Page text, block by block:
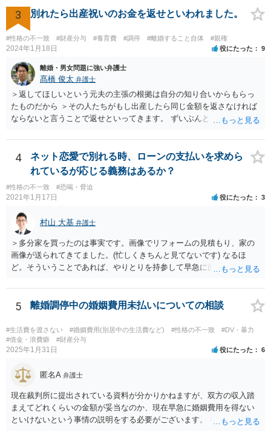
で隠しようがないでしょうし、今わかっていない財産がないのであれ
ば別居後に新たな財産ができてもお互いに分与を主張できないことに
はなりますので杞憂ということになろうかと思います。 婚姻費用を渡
さないというおそれを奥様が抱くのはやむない面もあるとは思います
が、ここは信じていただくしかないですし、婚姻費用の金額の合意が
できるかどうかの方が重要だと思います（合意できなれば納得した金
額をもらえないという意味では、奥様の不満は残るからです）。 特別
経費という問題はあるのですが、一般には、収入から婚姻費用は定め
られ、全ての生活費が入っていると見ます。奥様の利益のために支払
っている費用については、婚姻費用から引くことも相当だと思いま
3 別れたら出産祝いのお金を返せといわれました。
#性格の不一致 #財産分与 #養育費 #調停 #離婚すること自体 #親権
2024年1月18日 役にたった 9
離婚・男女問題に強い弁護士
髙橋 俊太 弁護士
＞返してほしいという元夫の主張の根拠は自分の知り合いからもらっ
たものだから ＞その人たちがもし出産したら同じ金額を返さなければ
ならないと言うことで返せといってきます。 ずいぶんとトリッキーな
さなければならない】ということですが、元夫がご友人に出産祝いを
贈る場合、その意味合いは贈与・お祝いであって返礼（≒内祝い）で
はないはずです。（というより、返礼義務履行のような意味合いだと
したら、出産祝いを受け取る側も気持ちの問題として嫌なのではない
でしょうか。） いずれにしましても、貴方に返還義務はないので応じ
る必要はありません。あまりにしつこいようであれば、弁護士から内
容証明などで通知すれば止まるのではないかと思います。
4
ネット恋愛で別れる時、ローンの支払いを求めら
れているが応じる義務はあるか？
#性格の不一致 #恐喝・脅迫
2021年1月17日 役にたった 3
村山 大基 弁護士
＞多分家を買ったのは事実です。画像でリフォームの見積もり、家の
画像が送られてきてました。(忙しくきちんと見てないです) なるほ
ど。そういうことであれば、やりとりを持参して早急に面談相談に行
5 離婚調停中の婚姻費用未払いについての相談
#生活費を渡さない #婚姻費用(別居中の生活費など) #性格の不一致
#DV・暴力
#借金・浪費癖
#財産分与
2025年1月31日 役にたった 6
匿名A 弁護士
現在裁判所に提出されている資料が分かりかねますが、双方の収入踏
まえてどれくらいの金額が妥当なのか、現在早急に婚姻費用を得ない
といけないという事情の説明をする必要がございます。 出来なくはな